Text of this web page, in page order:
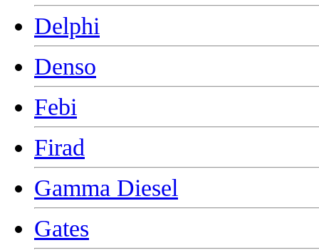
Delphi
Denso
Febi
Firad
Gamma Diesel
Gates